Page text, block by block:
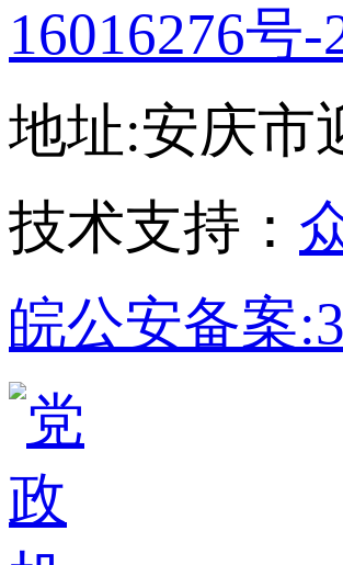
16016276号-
地址:安庆市
技术支持：
皖公安备案